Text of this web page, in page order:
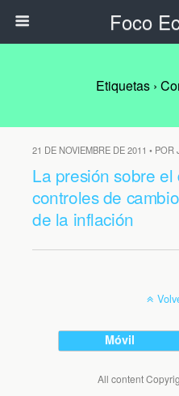
Foco
Etiquetas ›
21 DE NOVIEMBRE DE 2011 •
La presión sobre el
controles de
de la inflación
Móvil
All content